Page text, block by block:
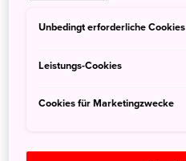
Unbedingt erforderliche Cookies
Leistungs-Cookies
Cookies für Marketingzwecke